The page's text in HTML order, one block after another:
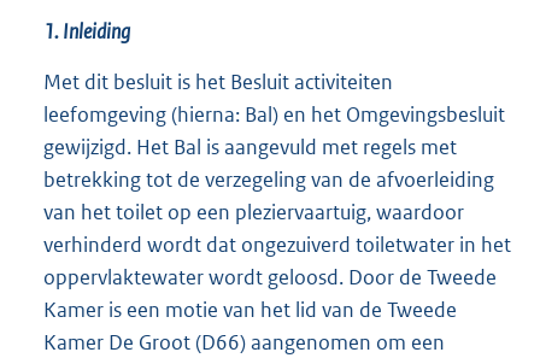
1. Inleiding
Met dit besluit is het Besluit activiteiten
leefomgeving (hierna: Bal) en het Omgevingsbesluit
gewijzigd. Het Bal is aangevuld met regels met
betrekking tot de verzegeling van de afvoerleiding
van het toilet op een pleziervaartuig, waardoor
verhinderd wordt dat ongezuiverd toiletwater in het
oppervlaktewater wordt geloosd. Door de Tweede
Kamer is een motie van het lid van de Tweede
Kamer De Groot (D66) aangenomen om een